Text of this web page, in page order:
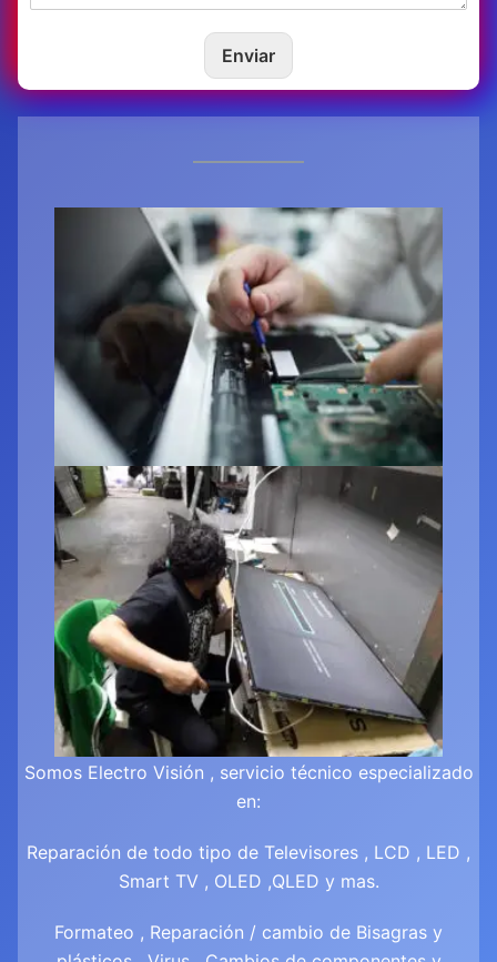
Enviar
Somos Electro Visión , servicio técnico especializado
en:
Reparación de todo tipo de Televisores , LCD , LED ,
Smart TV , OLED ,QLED y mas.
Formateo , Reparación / cambio de Bisagras y